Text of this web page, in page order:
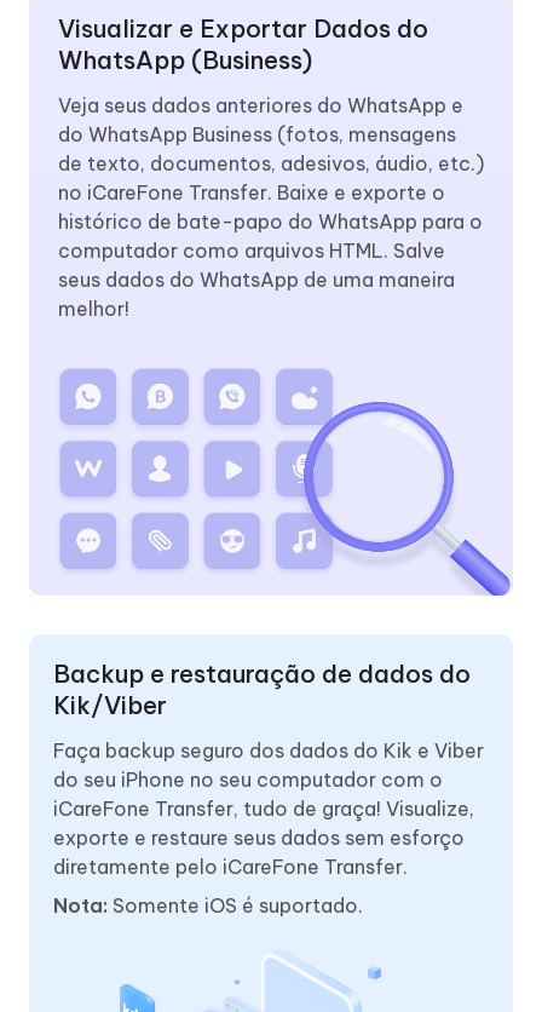
Visualizar e Exportar Dados do
WhatsApp (Business)
Veja seus dados anteriores do WhatsApp e
do WhatsApp Business (fotos, mensagens
de texto, documentos, adesivos, áudio, etc.)
no iCareFone Transfer. Baixe e exporte o
histórico de bate-papo do WhatsApp para o
computador como arquivos HTML. Salve
seus dados do WhatsApp de uma maneira
melhor!
Backup e restauração de dados do
Kik/Viber
Faça backup seguro dos dados do Kik e Viber
do seu iPhone no seu computador com o
iCareFone Transfer, tudo de graça! Visualize,
exporte e restaure seus dados sem esforço
diretamente pelo iCareFone Transfer.
Nota: Somente iOS é suportado.